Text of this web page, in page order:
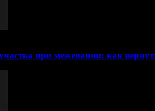
участка при межевании: как